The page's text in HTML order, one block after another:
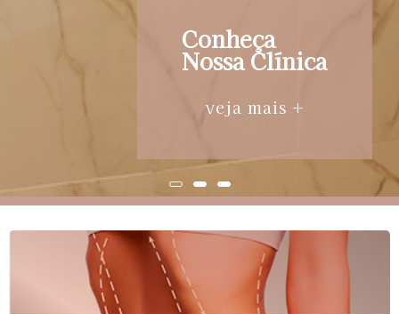
Conheça
Nossa Clínica
veja mais +